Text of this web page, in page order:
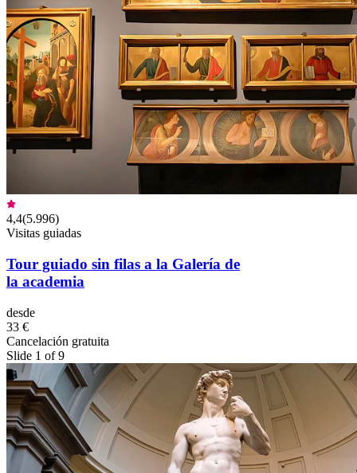
4,4(5.996)
Visitas guiadas
Tour guiado sin filas a la Galería de
la academia
desde
33 €
Cancelación gratuita
Slide 1 of 9